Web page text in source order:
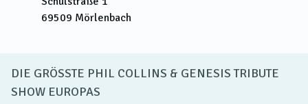
69509 Mörlenbach
DIE GRÖSSTE PHIL COLLINS & GENESIS TRIBUTE
SHOW EUROPAS